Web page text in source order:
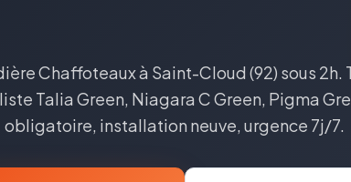
Chaffoteauxà Saint-Cloud (92) sous
Talia Green, Niagara C Green, Pigma
obligatoire, installation neuve, urgence 7j/7.